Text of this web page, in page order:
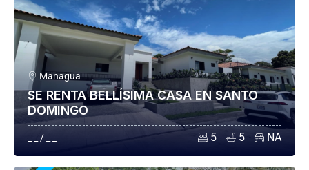
Managua
SE RENTA BELLÍSIMA CASA EN SANTO
DOMINGO
_ _ / _ _ 5 5 NA